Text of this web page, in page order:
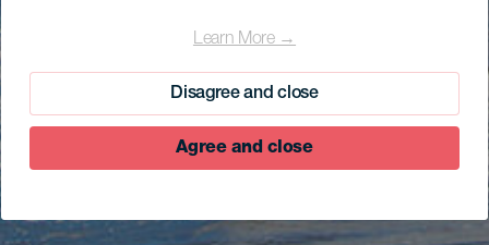
Learn More →
Disagree and close
Agree and close